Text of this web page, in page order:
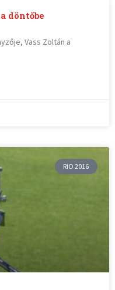
döntőbe
Vass Zoltán a
RIO 2016